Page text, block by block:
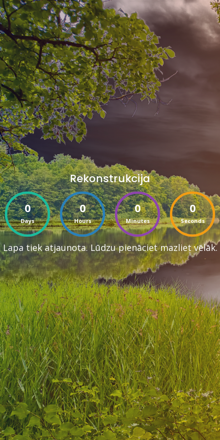
Rekonstrukcija
0
Days
0
Hours
0
Minutes
0
Seconds
Lapa tiek atjaunota. Lūdzu pienāciet mazliet vēlāk.